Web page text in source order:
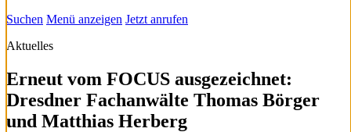
Suchen Menü anzeigen Jetzt anrufen
Aktuelles
Erneut vom FOCUS ausgezeichnet:
Dresdner Fachanwälte Thomas Börger
und Matthias Herberg